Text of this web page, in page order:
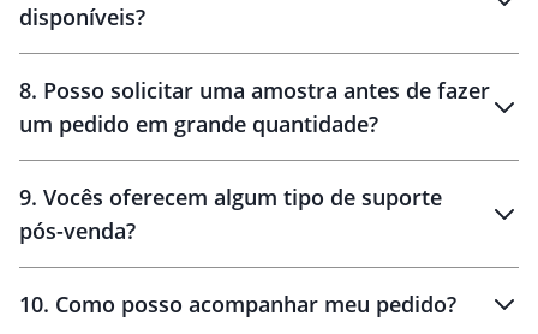
10 dias
brinde
48 horas
disponíveis?
8. Posso solicitar uma amostra antes de fazer
um pedido em grande quantidade?
amostras
9. Vocês oferecem algum tipo de suporte
pós-venda?
10. Como posso acompanhar meu pedido?